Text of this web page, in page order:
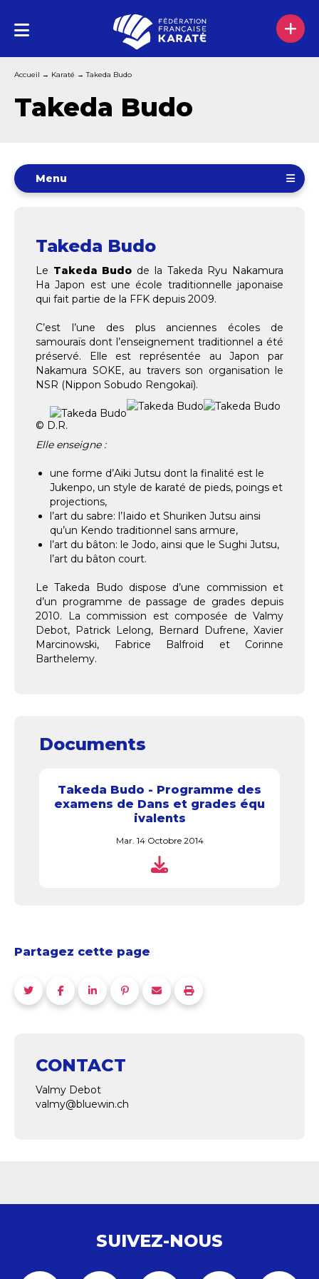
Accueil → Karaté →Takeda Budo
Takeda Budo
Menu
Takeda Budo
Le Takeda Budo de la Takeda Ryu Nakamura
Ha Japon est une école traditionnelle japonaise
qui fait partie de la FFK depuis 2009.
C’est l’une des plus anciennes écoles de
samouraïs dont l’enseignement traditionnel a été
préservé. Elle est représentée au Japon par
Nakamura SOKE, au travers son organisation le
NSR (Nippon Sobudo Rengokaï).
© D.R.
Elle enseigne :
une forme d’Aiki Jutsu dont la finalité est le
Jukenpo, un style de karaté de pieds, poings et
projections,
l’art du sabre: l’Iaido et Shuriken Jutsu ainsi
qu’un Kendo traditionnel sans armure,
l’art du bâton: le Jodo, ainsi que le Sughi Jutsu,
l’art du bâton court.
Le Takeda Budo dispose d’une commission et
d’un programme de passage de grades depuis
2010. La commission est composée de Valmy
Debot, Patrick Lelong, Bernard Dufrene, Xavier
Marcinowski, Fabrice Balfroid et Corinne
Barthelemy.
Documents
Takeda Budo - Programme des
examens de Dans et grades équ
ivalents
Mar. 14 Octobre 2014
Partagez cette page
CONTACT
Valmy Debot
valmy@bluewin.ch
SUIVEZ-NOUS